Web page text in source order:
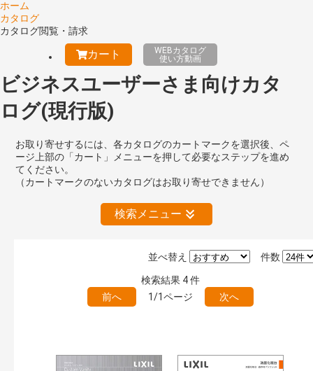
ホーム
カタログ
カタログ閲覧・請求
カート
WEBカタログ
使い方動画
ビジネスユーザーさま向けカタ
ログ(現行版)
お取り寄せするには、各カタログのカートマークを選択後、ペ
ージ上部の「カート」メニューを押して必要なステップを進め
てください。
（カートマークのないカタログはお取り寄せできません）
検索メニュー
絞り込みの解除
キーワード検索（あいまい）
件数
並べ替え
検索結果 4件
前へ
1/1ページ 次へ